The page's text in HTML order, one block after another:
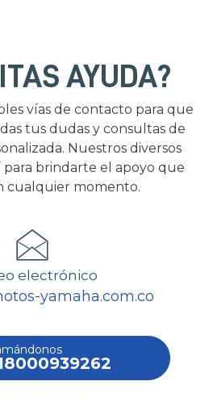
AYUDA?
vías de contacto para que
tus dudas y consultas de
Nuestros diversos
para brindarte el apoyo que
cualquier momento.
electrónico
yamaha.com.co